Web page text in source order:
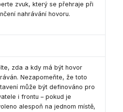
zvuk, který se přehraje při
nahrávání hovoru.
zda a kdy má být hovor
Nezapomeňte, že toto
může být definováno pro
i frontu – pokud je
alespoň na jednom místě,